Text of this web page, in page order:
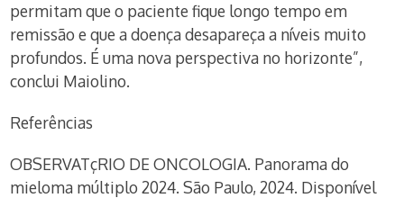
permitam que o paciente fique longo tempo em
remissão e que a doença desapareça a níveis muito
profundos. É uma nova perspectiva no horizonte”,
conclui Maiolino.
Referências
OBSERVATçRIO DE ONCOLOGIA. Panorama do
mieloma múltiplo 2024. São Paulo, 2024. Disponível